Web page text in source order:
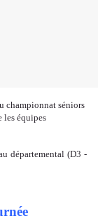
championnat séniors
les équipes
départemental (D3 -